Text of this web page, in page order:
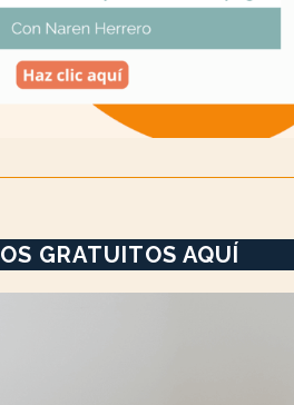
GRATUITOS AQUÍ